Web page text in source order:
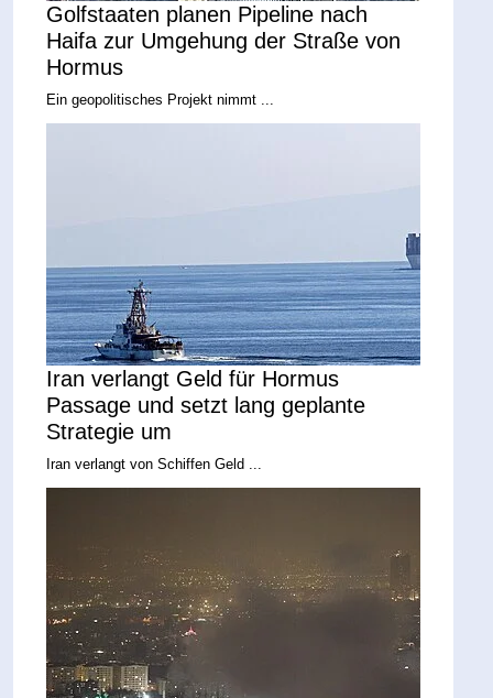
Golfstaaten planen Pipeline nach
Haifa zur Umgehung der Straße von
Hormus
Ein geopolitisches Projekt nimmt ...
Iran verlangt Geld für Hormus
Passage und setzt lang geplante
Strategie um
Iran verlangt von Schiffen Geld ...